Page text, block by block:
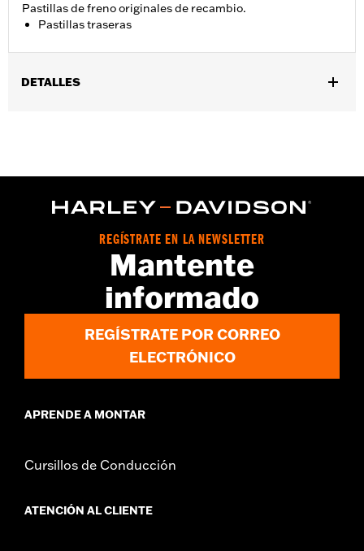
Pastillas de freno originales de recambio.
Pastillas traseras
DETALLES
Contenido del embalaje:Un juego de pastillas de freno
REGÍSTRATE EN LA NEWSLETTER
Mantente
informado
REGÍSTRATE POR CORREO
ELECTRÓNICO
APRENDE A MONTAR
Cursillos de Conducción
ATENCIÓN AL CLIENTE